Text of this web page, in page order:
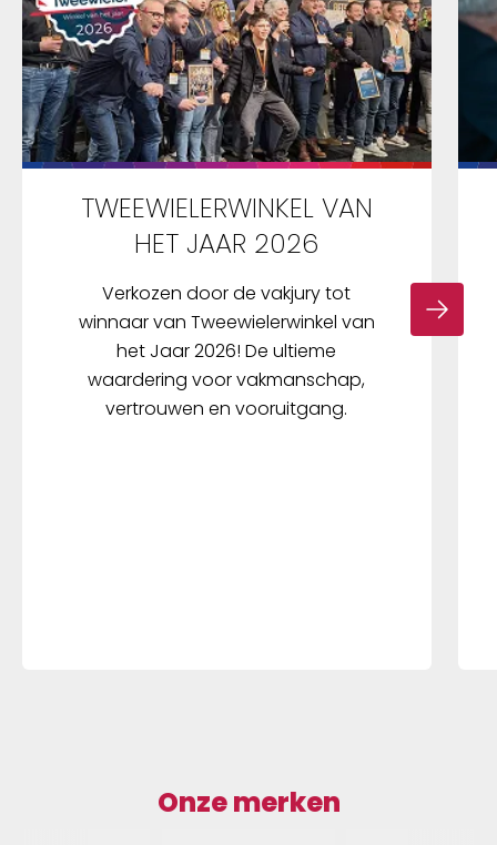
TWEEWIELERWINKEL VAN
HET JAAR 2026
Verkozen door de vakjury tot
winnaar van Tweewielerwinkel van
het Jaar 2026! De ultieme
waardering voor vakmanschap,
vertrouwen en vooruitgang.
Onze merken